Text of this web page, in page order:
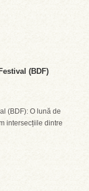
(BDF)
(BDF): O lună de
intersecțiile dintre